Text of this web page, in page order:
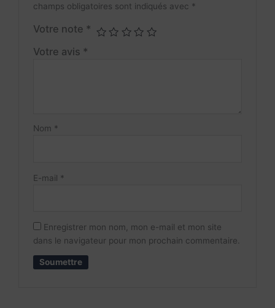
champs obligatoires sont indiqués avec *
Votre note *
Votre avis *
Nom *
E-mail *
Enregistrer mon nom, mon e-mail et mon site
dans le navigateur pour mon prochain commentaire.